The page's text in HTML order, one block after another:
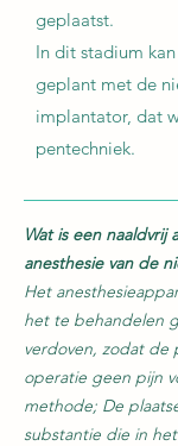
geplaatst.
In dit stadium
geplant met de
implantator, dat
pentechniek.
Wat is een naaldvrij
anesthesie van de
Het
het te behandelen
verdoven, zodat de
operatie geen pijn
methode; De
substantie die in